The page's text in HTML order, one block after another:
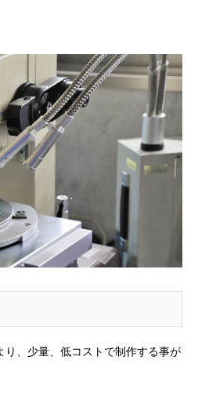
り、少量、低コストで制作する事が